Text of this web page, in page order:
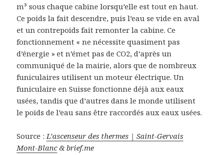
m³ sous chaque cabine lorsqu’elle est tout en haut.
Ce poids la fait descendre, puis l’eau se vide en aval
et un contrepoids fait remonter la cabine. Ce
fonctionnement « ne nécessite quasiment pas
d’énergie » et n’émet pas de CO2, d’après un
communiqué de la mairie, alors que de nombreux
funiculaires utilisent un moteur électrique. Un
funiculaire en Suisse fonctionne déjà aux eaux
usées, tandis que d’autres dans le monde utilisent
le poids de l’eau sans être raccordés aux eaux usées.
Source : L’ascenseur des thermes | Saint-Gervais
Mont-Blanc& brief.me